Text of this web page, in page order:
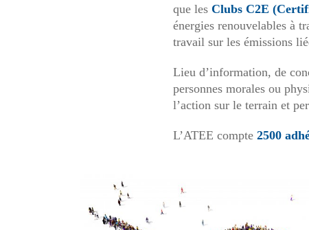
que les Clubs C2E
énergies renouvelables à
travail sur les émissions
Lieu d’information, de
personnes morales ou
l’action sur le terrain et
L’ATEE compte 2500